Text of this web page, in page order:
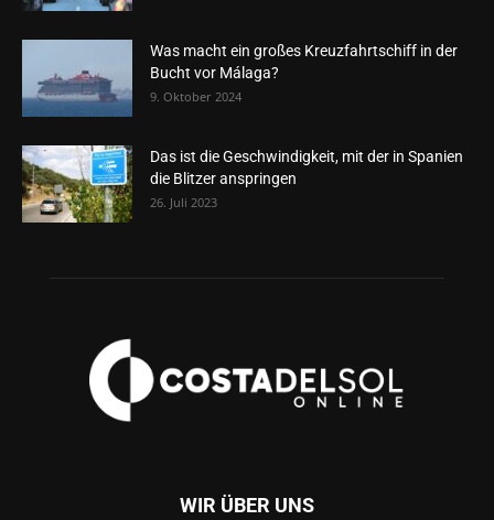
Was macht ein großes Kreuzfahrtschiff in der
Bucht vor Málaga?
9. Oktober 2024
Das ist die Geschwindigkeit, mit der in Spanien
die Blitzer anspringen
26. Juli 2023
WIR ÜBER UNS